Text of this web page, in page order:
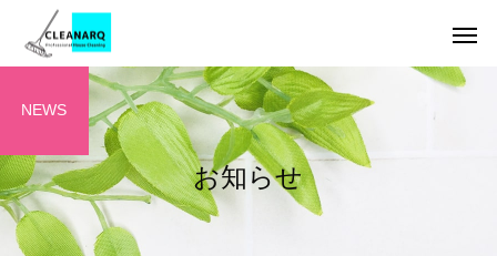
引っ越し前後まるごと
お知らせ
NEWS